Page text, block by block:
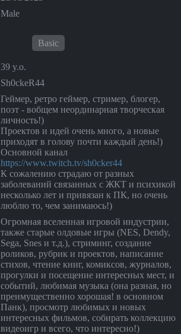
Male
Basic
39 y.o.
Sh0ckeR44
Геймер, ретро геймер, стример, блогер,
поэт - вобщем неординарная творческая
личность!)
Проектов и идей очень много, а новые
приходят в голову почти каждый день!)
Основной канал
https://www.twitch.tv/sh0cker44
К сожалению страдаю от разных
заболеваний связанных с ЖКТ и психикой
несколько лет и привязан к ПК, но очень
люблю то, чем занимаюсь!)
Огромная вселенная игровой индустрии,
также старые олдовые игры (NES, Dendy,
Sega, Snes и т.д.), стриминг, создание
роликов, рубрик и проектов, написание
стихов, чтение книг, комиксов, журналов,
прогулки и посещение интересных мест, и
событий, любимая музыка (она разная, но
преимущественно хорошая! в основном
Панк), просмотр любимых и новых
интересных фильмов, собирать коллекцию
видеоигр и всего, что интересно!)